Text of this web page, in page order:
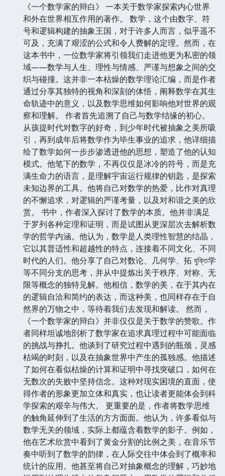
《一个数学家的辩白》 一本关于数学家探索内心世界
和外在世界相互作用的著作。 数学，这个由数字、符
号和逻辑构建的抽象王国，对于许多人而言，似乎遥不
可及，充满了艰涩的公式和令人费解的定理。然而，在
这本书中，一位数学家将引领我们走进他更为私密的领
域——数学与人生、理性与情感、严谨与想象之间的交
织与碰撞。这并非一本枯燥的数学理论汇编，而是作者
通过分享其独特的视角和深刻的体悟，阐释数学在其生
命轨迹中的意义，以及数学思维如何影响他对世界的观
察和理解。 作者首先追溯了自己与数学结缘的初心。
从孩提时代对数字的好奇，到少年时代被抽象之美所吸
引，再到成年后将数学作为毕生事业的追求，他详细描
绘了数学如何一步步渗透进他的思想，塑造了他的认知
模式。他笔下的数学，不再仅仅是冰冷的符号，而是充
满生命力的语言，是理解宇宙运行规律的钥匙，是探索
未知边界的工具。他将自己对数学的热爱，比作对真理
的不懈追求，对逻辑的严谨考量，以及对和谐之美的欣
赏。 书中，作者深入探讨了数学的本质。他并非满足
于罗列各种定理和证明，而是试图从更深层次去解析数
学的哲学内涵。他认为，数学是人类理性智慧的结晶，
它以其普适性和超越性的特点，连接着不同文化、不同
时代的人们。他分享了自己对数论、几何学、拓 যুক্তি学
等不同分支的思考，并从中提炼出关于秩序、对称、无
限等概念的独特见解。他相信，数学的美，在于其内在
的逻辑自洽和简约的表达，而这种美，也同样存在于自
然界的万物之中，等待着我们去发现和解读。 然而，
《一个数学家的辩白》并非仅仅是关于数学的赞歌。作
者同样坦诚地剖析了数学家在追求真理过程中可能面临
的挑战与挣扎。他谈到了研究过程中遇到的瓶颈，灵感
枯竭的时刻，以及在抽象世界中产生的孤独感。他描述
了如何在看似枯燥的计算和证明中寻找突破口，如何在
无数次的失败中坚持信念。这种对现实困境的直面，使
得作者的形象更加立体和真实，也让读者更能体会到科
学探索的艰辛与伟大。 更重要的是，作者将数学思维
的触角延伸到了生活的方方面面。他认为，许多看似与
数学无关的领域，实际上都蕴含着数学的影子。例如，
他在艺术欣赏中看到了黄金分割的比例之美，在音乐节
奏中听到了数学的韵律，在人际交往中体会到了概率和
统计的应用。他甚至将自己对抽象概念的理解，巧妙地